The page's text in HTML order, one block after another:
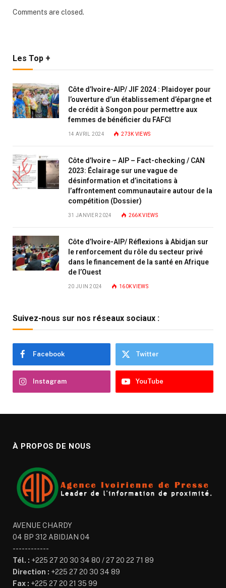
Comments are closed.
Les Top +
Côte d’Ivoire-AIP/ JIF 2024 : Plaidoyer pour
l’ouverture d’un établissement d’épargne et
de crédit à Songon pour permettre aux
femmes de bénéficier du FAFCI
14 AVRIL 2024 273K VIEWS
Côte d’Ivoire – AIP – Fact-checking / CAN
2023: Éclairage sur une vague de
désinformation et d’incitations à
l’affrontement communautaire autour de la
compétition (Dossier)
31 JANVIER 2024 266KVIEWS
Côte d’Ivoire-AIP/ Réflexions à Abidjan sur
le renforcement du rôle du secteur privé
dans le financement de la santé en Afrique
de l’Ouest
20 JUIN 2024 160KVIEWS
Suivez-nous sur nos réseaux sociaux :
Facebook Twitter
Instagram YouTube
À PROPOS DE NOUS
AVENUE CHARDY
04 BP 312 ABIDJAN 04
------------
Tél. : +225 27 20 30 34 80 / 27 20 22 71 89
Direction : +225 27 20 30 34 89
Fax : +225 27 20 21 35 99